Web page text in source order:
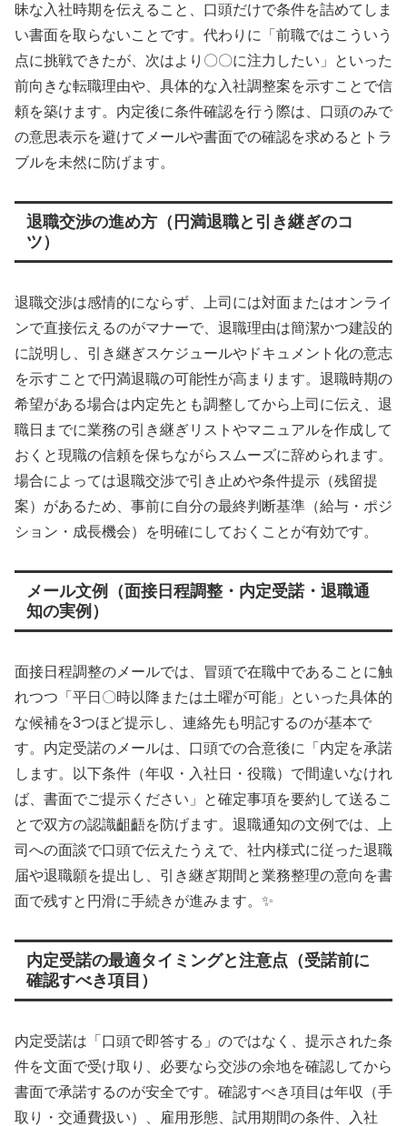
昧な入社時期を伝えること、口頭だけで条件を詰めてしま
い書面を取らないことです。代わりに「前職ではこういう
点に挑戦できたが、次はより〇〇に注力したい」といった
前向きな転職理由や、具体的な入社調整案を示すことで信
頼を築けます。内定後に条件確認を行う際は、口頭のみで
の意思表示を避けてメールや書面での確認を求めるとトラ
ブルを未然に防げます。
退職交渉の進め方（円満退職と引き継ぎのコ
ツ）
退職交渉は感情的にならず、上司には対面またはオンライ
ンで直接伝えるのがマナーで、退職理由は簡潔かつ建設的
に説明し、引き継ぎスケジュールやドキュメント化の意志
を示すことで円満退職の可能性が高まります。退職時期の
希望がある場合は内定先とも調整してから上司に伝え、退
職日までに業務の引き継ぎリストやマニュアルを作成して
おくと現職の信頼を保ちながらスムーズに辞められます。
場合によっては退職交渉で引き止めや条件提示（残留提
案）があるため、事前に自分の最終判断基準（給与・ポジ
ション・成長機会）を明確にしておくことが有効です。
メール文例（面接日程調整・内定受諾・退職通
知の実例）
面接日程調整のメールでは、冒頭で在職中であることに触
れつつ「平日〇時以降または土曜が可能」といった具体的
な候補を3つほど提示し、連絡先も明記するのが基本で
す。内定受諾のメールは、口頭での合意後に「内定を承諾
します。以下条件（年収・入社日・役職）で間違いなけれ
ば、書面でご提示ください」と確定事項を要約して送るこ
とで双方の認識齟齬を防げます。退職通知の文例では、上
司への面談で口頭で伝えたうえで、社内様式に従った退職
届や退職願を提出し、引き継ぎ期間と業務整理の意向を書
面で残すと円滑に手続きが進みます。✨
内定受諾の最適タイミングと注意点（受諾前に
確認すべき項目）
内定受諾は「口頭で即答する」のではなく、提示された条
件を文面で受け取り、必要なら交渉の余地を確認してから
書面で承諾するのが安全です。確認すべき項目は年収（手
取り・交通費扱い）、雇用形態、試用期間の条件、入社